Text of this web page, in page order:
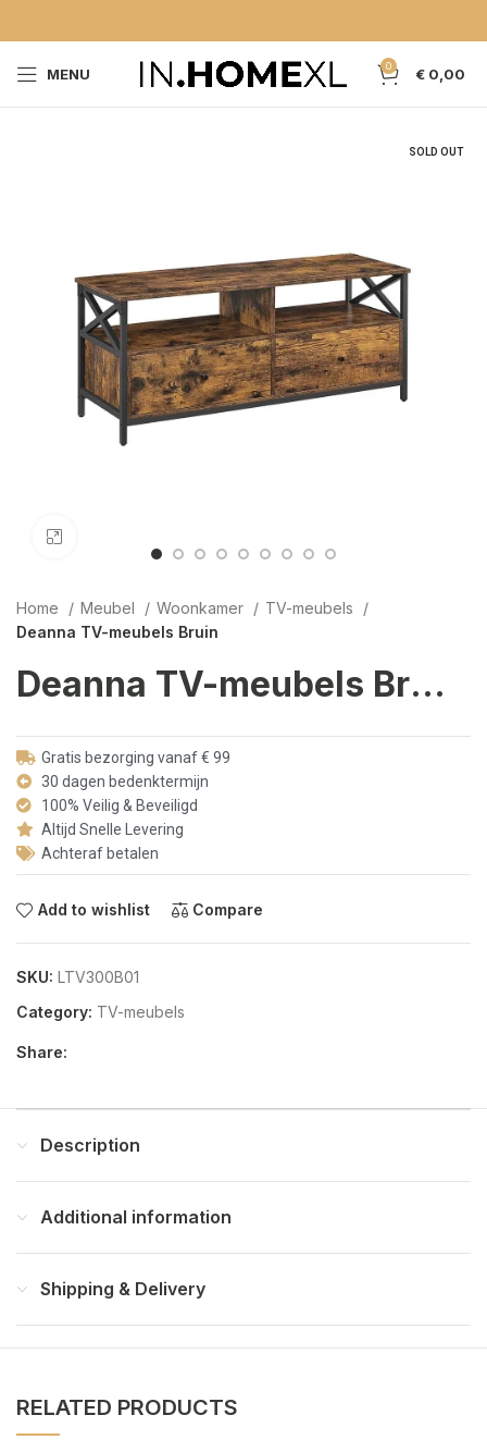
MENU 0 € 0,00
SOLD OUT
Home Meubel Woonkamer
TV-meubels
Deanna TV-meubels Bruin
Deanna TV-meubels Bruin
Gratis bezorging vanaf € 99
30 dagen bedenktermijn
100% Veilig & Beveiligd
Altijd Snelle Levering
Achteraf betalen
Add to wishlist Compare
SKU: LTV300B01
Category: TV-meubels
Share:
Description
Additional information
Shipping & Delivery
RELATED PRODUCTS